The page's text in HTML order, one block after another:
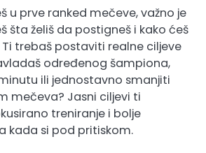
u prve ranked mečeve, važno je
šta želiš da postigneš i kako ćeš
trebaš postaviti realne ciljeve
određenog šampiona,
ili jednostavno smanjiti
mečeva? Jasni ciljevi ti
treniranje i bolje
kada si pod pritiskom.